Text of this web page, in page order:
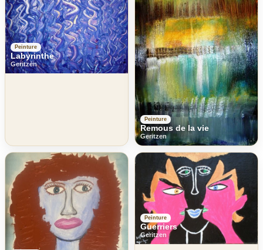
Peinture
Labyrinthe
Geritzen
Peinture
Remous de la vie
Geritzen
Peinture
Guerriers
Geritzen